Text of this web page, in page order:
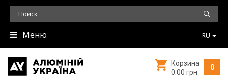
Меню RU
0
Корзина
0.00 грн